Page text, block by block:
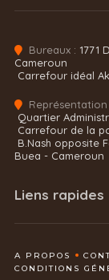
Bureaux : 1771
Cameroun
Carrefour idéal
Représentation
Quartier
Carrefour de la
B.Nash opposite
Buea - Cameroun
Liens rapides
A PROPOS
CONDITIONS